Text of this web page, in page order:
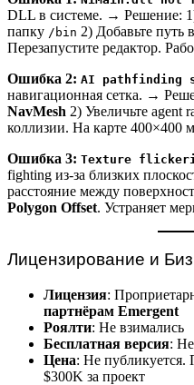
DLL в системе. → Решение:
папку /bin 2) Добавьте путь
Перезапустите редактор.
Ошибка 2: AI pathfinding
навигационная сетка. →
NavMesh 2) Увеличьте agent
коллизии. На карте 400×400
Ошибка 3: Texture
fighting из-за близких
расстояние между
Polygon Offset. Устраняет
Лицензирование и
Лицензия:
партнёрам Emergent
Роялти: Не взимались
Бесплатная версия:
Цена: Не
$300K за проект